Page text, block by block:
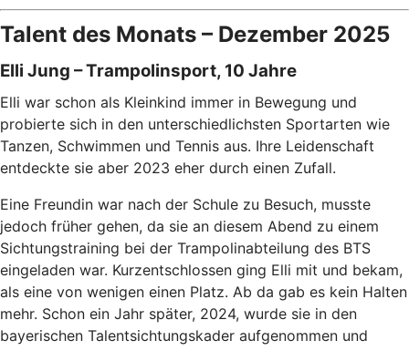
Talent des Monats – Dezember 2025
Elli Jung – Trampolinsport, 10 Jahre
Elli war schon als Kleinkind immer in Bewegung und
probierte sich in den unterschiedlichsten Sportarten wie
Tanzen, Schwimmen und Tennis aus. Ihre Leidenschaft
entdeckte sie aber 2023 eher durch einen Zufall.
Eine Freundin war nach der Schule zu Besuch, musste
jedoch früher gehen, da sie an diesem Abend zu einem
Sichtungstraining bei der Trampolinabteilung des BTS
eingeladen war. Kurzentschlossen ging Elli mit und bekam,
als eine von wenigen einen Platz. Ab da gab es kein Halten
mehr. Schon ein Jahr später, 2024, wurde sie in den
bayerischen Talentsichtungskader aufgenommen und